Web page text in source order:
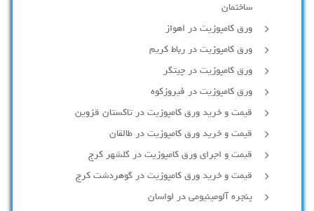
ساختمان
ورق کامپوزیت در اهواز
ورق کامپوزیت در رباط کریم
ورق کامپوزیت در چیتگر
ورق کامپوزیت در فیروزکوه
قیمت و خرید ورق کامپوزیت در تاکستان قزوین
قیمت و خرید ورق کامپوزیت در طالقان
قیمت و اجرای ورق کامپوزیت در گلشهر کرج
قیمت و خرید ورق کامپوزیت در گوهردشت کرج
پنجره آلومینیومی در لواسان